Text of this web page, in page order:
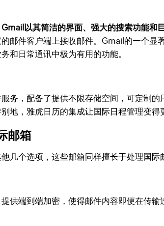
Gmail以其简洁的界面、强大的搜索功能和
邮件客户端上接收邮件。Gmail的一个
和日常通讯中极为有用的功能。
，配备了提供不限存储空间，可定制的
地，雅虎日历的集成让国际日程管理变得
邮箱
个选项，这些邮箱同样擅长于处理国际
端到端加密，使得邮件内容即便在传输